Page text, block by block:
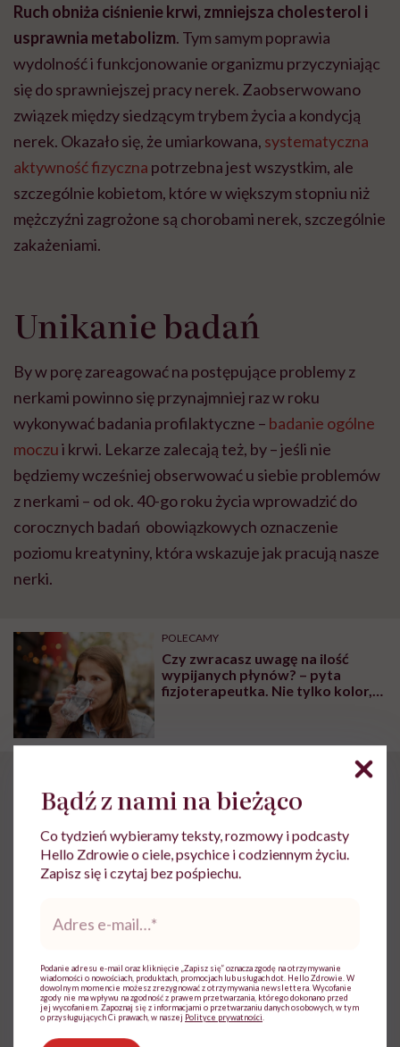
Ruch obniża ciśnienie krwi, zmniejsza cholesterol i
usprawnia metabolizm. Tym samym poprawia
wydolność i funkcjonowanie organizmu przyczyniając
się do sprawniejszej pracy nerek. Zaobserwowano
związek między siedzącym trybem życia a kondycją
nerek. Okazało się, że umiarkowana, systematyczna
aktywność fizyczna potrzebna jest wszystkim, ale
szczególnie kobietom, które w większym stopniu niż
mężczyźni zagrożone są chorobami nerek, szczególnie
zakażeniami.
Unikanie badań
By w porę zareagować na postępujące problemy z
nerkami powinno się przynajmniej raz w roku
wykonywać badania profilaktyczne – badanie ogólne
moczui krwi. Lekarze zalecają też, by – jeśli nie
będziemy wcześniej obserwować u siebie problemów
z nerkami – od ok. 40-go roku życia wprowadzić do
corocznych badań obowiązkowych oznaczenie
poziomu kreatyniny, która wskazuje jak pracują nasze
nerki.
POLECAMY
Czy zwracasz uwagę na ilość
wypijanych płynów? – pyta
fizjoterapeutka. Nie tylko kolor,
Co powinno nas
zaniepokoić
Nerki na wielu etapach swojego niedomagania nie
powinny skłonić nas do wizyty u lekarza.
Zmiany w moczu–inna barwa, gęstość, ilość,
pojawienie się krwi, częstotliwość wydalania, ból i
pieczenie
Bądź z nami na bieżąco
Co tydzień wybieramy teksty, rozmowy i podcasty
Hello Zdrowie o ciele, psychice i codziennym życiu.
Zapisz się i czytaj bez pośpiechu.
mail*
Podanie adresu e-mail oraz kliknięcie „Zapisz się” oznacza zgodę na otrzymywanie
wiadomości o nowościach, produktach, promocjach lub usługach dot. Hello Zdrowie. W
dowolnym momencie możesz zrezygnować z otrzymywania newslettera. Wycofanie
zgody nie ma wpływu na zgodność z prawem przetwarzania, którego dokonano przed
jej wycofaniem. Zapoznaj się z informacjami o przetwarzaniu danych osobowych, w tym
o przysługujących Ci prawach, w naszej Polityce prywatności